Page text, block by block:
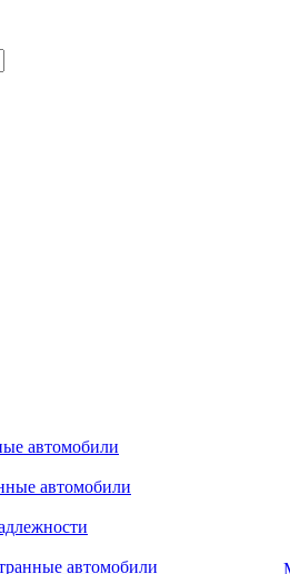
автомобили
автомобили
автомобили